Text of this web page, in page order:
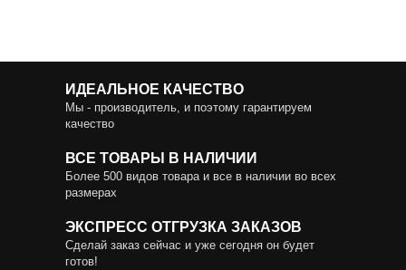
ИДЕАЛЬНОЕ КАЧЕСТВО
Мы - производитель, и поэтому гарантируем
качество
ВСЕ ТОВАРЫ В НАЛИЧИИ
Более 500 видов товара и все в наличии во всех
размерах
ЭКСПРЕСС ОТГРУЗКА ЗАКАЗОВ
Сделай заказ сейчас и уже сегодня он будет
готов!